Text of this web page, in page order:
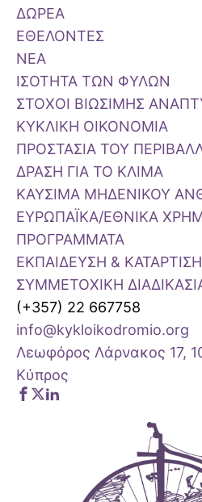
ΔΩΡΕΑ
ΕΘΕΛΟΝΤΕΣ
ΝΕΑ
ΙΣΟΤΗΤΑ ΤΩΝ ΦΥΛΩΝ
ΣΤΟΧΟΙ ΒΙΩΣΙΜΗΣ
ΚΥΚΛΙΚΗ ΟΙΚΟΝΟΜΙΑ
ΠΡΟΣΤΑΣΙΑ ΤΟΥ
ΔΡΑΣΗ ΓΙΑ ΤΟ ΚΛΙΜΑ
ΚΑΥΣΙΜΑ ΜΗΔΕΝΙΚΟΥ
ΕΥΡΩΠΑΪΚΑ/ΕΘΝΙΚΑ
ΠΡΟΓΡΑΜΜΑΤΑ
ΕΚΠΑΙΔΕΥΣΗ & ΚΑΤΑΡΤΙΣΗ
ΣΥΜΜΕΤΟΧΙΚΗ
(+357) 22 667758
info@kykloikodromio.org
Λεωφόρος Λάρνακος 17,
Κύπρος